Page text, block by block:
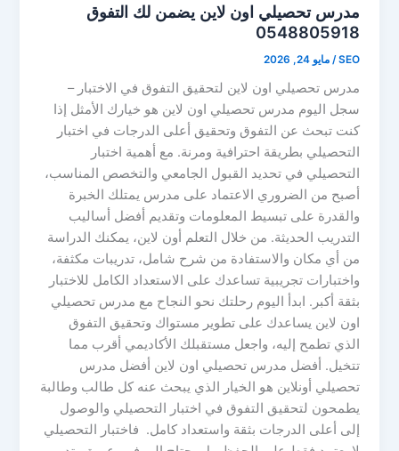
مدرس تحصيلي اون لاين يضمن لك التفوق
0548805918
SEO
/مايو 24, 2026
مدرس تحصيلي اون لاين لتحقيق التفوق في الاختبار –
سجل اليوم مدرس تحصيلي اون لاين هو خيارك الأمثل إذا
كنت تبحث عن التفوق وتحقيق أعلى الدرجات في اختبار
التحصيلي بطريقة احترافية ومرنة. مع أهمية اختبار
التحصيلي في تحديد القبول الجامعي والتخصص المناسب،
أصبح من الضروري الاعتماد على مدرس يمتلك الخبرة
والقدرة على تبسيط المعلومات وتقديم أفضل أساليب
التدريب الحديثة. من خلال التعلم أون لاين، يمكنك الدراسة
من أي مكان والاستفادة من شرح شامل، تدريبات مكثفة،
واختبارات تجريبية تساعدك على الاستعداد الكامل للاختبار
بثقة أكبر. ابدأ اليوم رحلتك نحو النجاح مع مدرس تحصيلي
اون لاين يساعدك على تطوير مستواك وتحقيق التفوق
الذي تطمح إليه، واجعل مستقبلك الأكاديمي أقرب مما
تتخيل. أفضل مدرس تحصيلي اون لاين أفضل مدرس
تحصيلي أونلاين هو الخيار الذي يبحث عنه كل طالب وطالبة
يطمحون لتحقيق التفوق في اختبار التحصيلي والوصول
إلى أعلى الدرجات بثقة واستعداد كامل. فاختبار التحصيلي